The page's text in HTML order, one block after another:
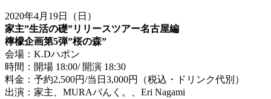
2020年4月19日（日）
家主”生活の礎”リリースツアー名古屋編
檸檬企画第5弾”桜の森”
会場：K.Dハポン
時間：開場 18:00/ 開演 18:30
料金：予約2,500円/当日3,000円（税込・ドリンク代別）
出演：家主、MURAバんく。、Eri Nagami